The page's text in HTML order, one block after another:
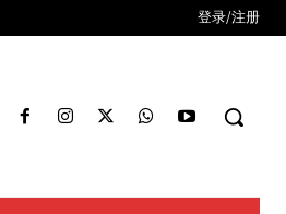
登录/注册